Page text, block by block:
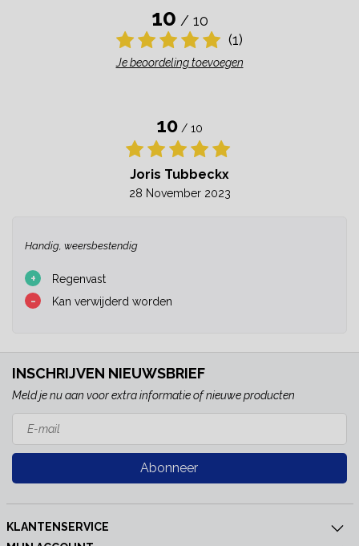
10 / 10
(1)
Je beoordeling toevoegen
10 / 10
Joris Tubbeckx
28 November 2023
Handig, weersbestendig
+ Regenvast
- Kan verwijderd worden
INSCHRIJVEN NIEUWSBRIEF
Meld je nu aan voor extra informatie of nieuwe producten
Abonneer
KLANTENSERVICE